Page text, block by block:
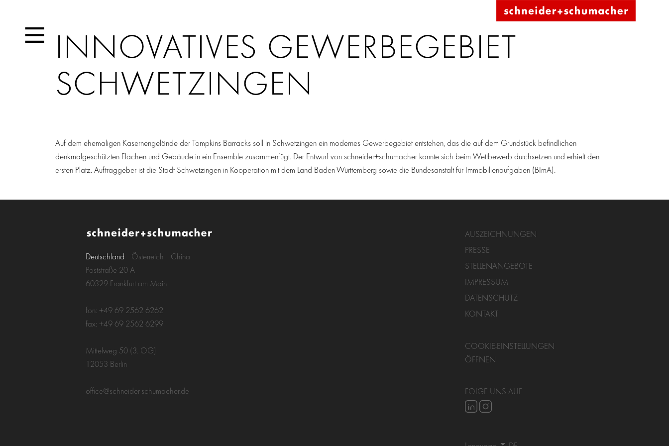
INNOVATIVES GEWERBEGEBIET
SCHWETZINGEN
Auf dem ehemaligen Kasernengelände der Tompkins Barracks soll in Schwetzingen ein modernes Gewerbegebiet entstehen, das die auf dem Grundstück befindlichen
denkmalgeschützten Flächen und Gebäude in ein Ensemble zusammenfügt. Der Entwurf von schneider+schumacher konnte sich beim Wettbewerb durchsetzen und erhielt den
ersten Platz. Auftraggeber ist die Stadt Schwetzingen in Kooperation mit dem Land Baden-Württemberg sowie die Bundesanstalt für Immobilienaufgaben (BImA).
Deutschland Österreich
China
Poststraße 20 A
60329 Frankfurt am Main
fon: +49 69 2562 6262
fax: +49 69 2562 6299
Mittelweg 50 (3. OG)
12053 Berlin
office@schneider-schumacher.de
AUSZEICHNUNGEN
PRESSE
STELLENANGEBOTE
IMPRESSUM
DATENSCHUTZ
KONTAKT
COOKIE-EINSTELLUNGEN
ÖFFNEN
FOLGE UNS AUF